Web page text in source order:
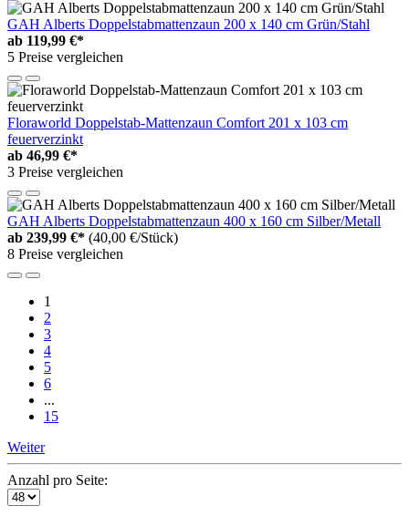
GAH Alberts Doppelstabmattenzaun 200 x 140 cm Grün/Stahl
ab 119,99 €*
5 Preise vergleichen
Floraworld Doppelstab-Mattenzaun Comfort 201 x 103 cm
feuerverzinkt
ab 46,99 €*
3 Preise vergleichen
GAH Alberts Doppelstabmattenzaun 400 x 160 cm Silber/Metall
ab 239,99 €* (40,00 €/Stück)
8 Preise vergleichen
1
2
3
4
5
6
...
15
Weiter
Anzahl pro Seite: